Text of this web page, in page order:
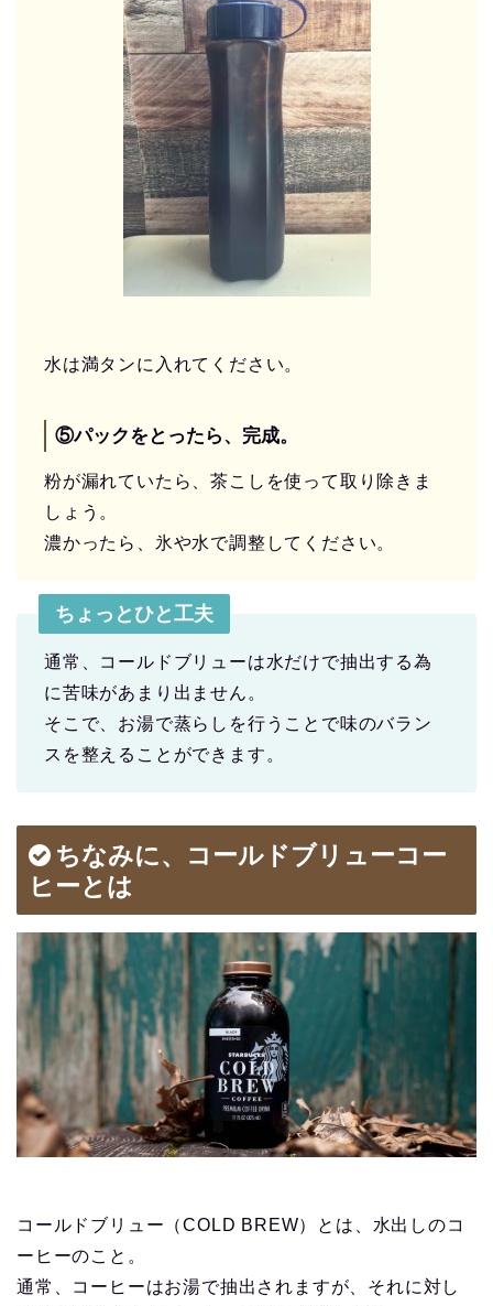
水は満タンに入れてください。
⑤パックをとったら、完成。
粉が漏れていたら、茶こしを使って取り除きま
しょう。
濃かったら、氷や水で調整してください。
ちょっとひと工夫
通常、コールドブリューは水だけで抽出する為
に苦味があまり出ません。
そこで、お湯で蒸らしを行うことで味のバラン
スを整えることができます。
ちなみに、コールドブリューコー
ヒーとは
コールドブリュー（COLD BREW）とは、水出しのコ
ーヒーのこと。
通常、コーヒーはお湯で抽出されますが、それに対し